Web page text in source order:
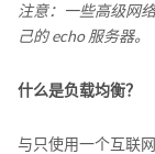
注意：一些高级网
己的 echo 服务器。
什么是负载均衡？
与只使用一个互联